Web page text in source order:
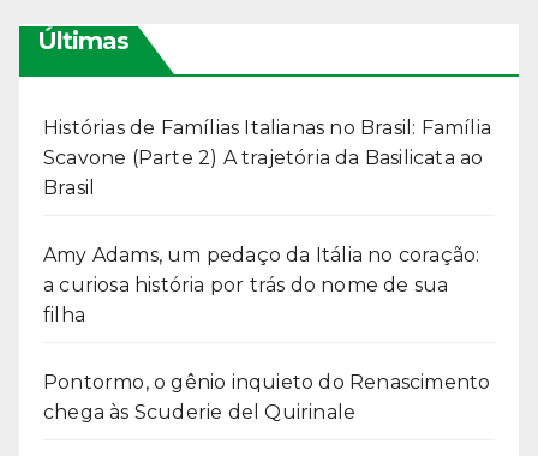
Últimas
Histórias de Famílias Italianas no Brasil: Família
Scavone (Parte 2) A trajetória da Basilicata ao
Brasil
Amy Adams, um pedaço da Itália no coração:
a curiosa história por trás do nome de sua
filha
Pontormo, o gênio inquieto do Renascimento
chega às Scuderie del Quirinale